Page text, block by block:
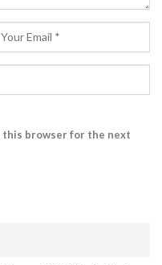
this browser for the next